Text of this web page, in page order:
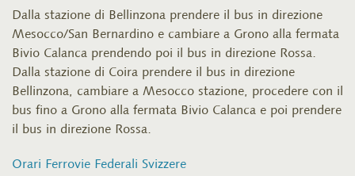
Dalla stazione di Bellinzona prendere il bus in direzione
Mesocco/San Bernardino e cambiare a Grono alla fermata
Bivio Calanca prendendo poi il bus in direzione Rossa.
Dalla stazione di Coira prendere il bus in direzione
Bellinzona, cambiare a Mesocco stazione, procedere con il
bus fino a Grono alla fermata Bivio Calanca e poi prendere
il bus in direzione Rossa.
Orari Ferrovie Federali Svizzere